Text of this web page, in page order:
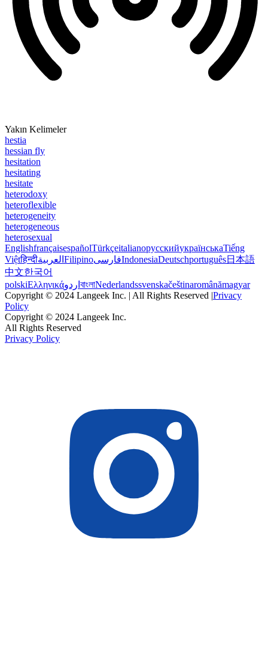
Yakın Kelimeler
hestia
hessian fly
hesitation
hesitating
hesitate
heterodoxy
heteroflexible
heterogeneity
heterogeneous
heterosexual
EnglishfrançaisespañolTürkçeitalianoрусскийукраїнськаTiếng
Việtहिन्दीالعربية FilipinoفارسیIndonesiaDeutschportuguês日本語
中文한국어
polskiΕλληνικάاردو বাংলাNederlandssvenskačeštinaromânămagyar
Copyright © 2024 Langeek Inc. | All Rights Reserved |Privacy
Policy
Copyright © 2024 Langeek Inc.
All Rights Reserved
Privacy Policy